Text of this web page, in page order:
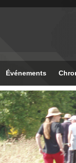
Événements